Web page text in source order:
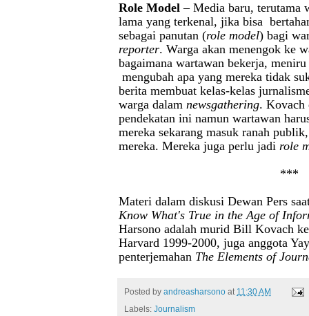
Role Model – Media baru, terutama
lama yang terkenal, jika bisa
sebagai panutan (role model) bagi
reporter. Warga akan menengok ke
bagaimana wartawan bekerja,
mengubah apa yang mereka tidak
berita membuat kelas-kelas
warga dalam newsgathering. Kovach
pendekatan ini namun wartawan
mereka sekarang masuk ranah
mereka. Mereka juga perlu jadi role
***
Materi dalam diskusi Dewan Pers
Know What's True in the Age of
Harsono adalah murid Bill Kovach
Harvard 1999-2000, juga anggota
penterjemahan The Elements of
Posted by andreasharsono at 11:30 AM
Labels: Journalism